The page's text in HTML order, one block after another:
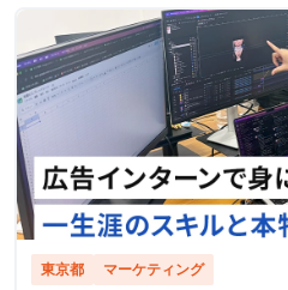
東京都 マーケティング